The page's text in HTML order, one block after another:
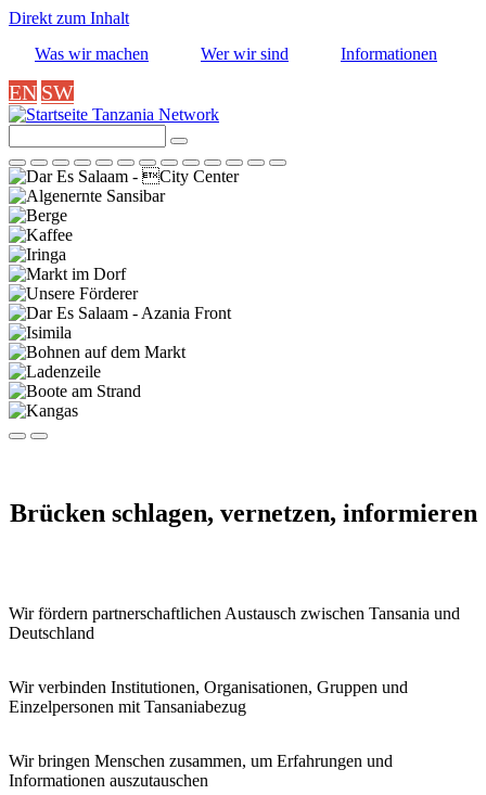
Direkt zum Inhalt
Was wir machen
Wer wir sind Informationen
EN SW
Tanzania Network
Previous
Next
Brücken schlagen, vernetzen, informieren
Wir fördern partnerschaftlichen Austausch zwischen Tansania und
Deutschland
Wir verbinden Institutionen, Organisationen, Gruppen und
Einzelpersonen mit Tansaniabezug
Wir bringen Menschen zusammen, um Erfahrungen und
Informationen auszutauschen